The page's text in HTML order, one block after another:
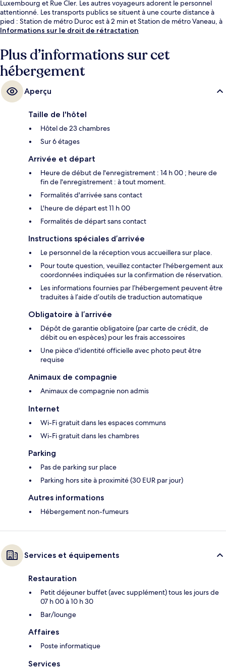
Luxembourg et Rue Cler. Les autres voyageurs adorent le personnel
attentionné. Les transports publics se situent à une courte distance à
pied : Station de métro Duroc est à 2 min et Station de métro Vaneau, à
4 min.
Informations sur le droit de rétractation
Plus d’informations sur cet
hébergement
Aperçu
Taille de l'hôtel
Hôtel de 23 chambres
Sur 6 étages
Arrivée et départ
Heure de début de l'enregistrement : 14 h 00 ; heure de
fin de l'enregistrement : à tout moment.
Formalités d'arrivée sans contact
L'heure de départ est 11 h 00
Formalités de départ sans contact
Instructions spéciales d’arrivée
Le personnel de la réception vous accueillera sur place.
Pour toute question, veuillez contacter l’hébergement aux
coordonnées indiquées sur la confirmation de réservation.
Les informations fournies par l’hébergement peuvent être
traduites à l’aide d’outils de traduction automatique
Obligatoire à l’arrivée
Dépôt de garantie obligatoire (par carte de crédit, de
débit ou en espèces) pour les frais accessoires
Une pièce d'identité officielle avec photo peut être
requise
Animaux de compagnie
Animaux de compagnie non admis
Internet
Wi-Fi gratuit dans les espaces communs
Wi-Fi gratuit dans les chambres
Parking
Pas de parking sur place
Parking hors site à proximité (30 EUR par jour)
Autres informations
Hébergement non-fumeurs
Services et équipements
Restauration
Petit déjeuner buffet (avec supplément) tous les jours de
07 h 00 à 10 h 30
Bar/lounge
Affaires
Poste informatique
Services